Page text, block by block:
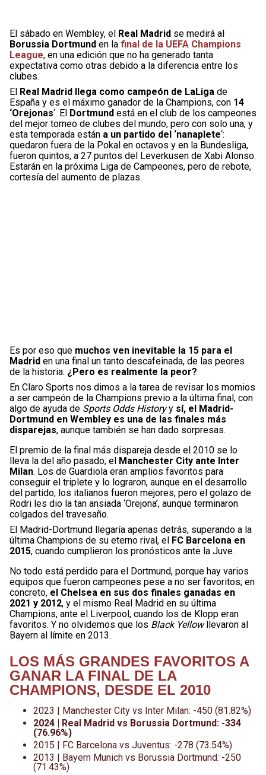
El sábado en Wembley, el Real Madrid se medirá al
Borussia Dortmund en la final de la UEFA Champions
League, en una edición que no ha generado tanta
expectativa como otras debido a la diferencia entre los
clubes.
El Real Madrid llega como campeón de LaLiga de
España y es el máximo ganador de la Champions, con 14
‘Orejonas‘. El Dortmund está en el club de los campeones
del mejor torneo de clubes del mundo, pero con solo una, y
esta temporada están a un partido del ‘nanaplete‘:
quedaron fuera de la Pokal en octavos y en la Bundesliga,
fueron quintos, a 27 puntos del Leverkusen de Xabi Alonso.
Estarán en la próxima Liga de Campeones, pero de rebote,
cortesía del aumento de plazas.
Es por eso que muchos ven inevitable la 15 para el
Madrid en una final un tanto descafeinada, de las peores
de la historia. ¿Pero es realmente la peor?
En Claro Sports nos dimos a la tarea de revisar los momios
a ser campeón de la Champions previo a la última final, con
algo de ayuda de Sports Odds Historyy sí, el Madrid-
Dortmund en Wembley es una de las finales más
disparejas, aunque también se han dado sorpresas.
El premio de la final más dispareja desde el 2010 se lo
lleva la del año pasado, el Manchester City ante Inter
Milan. Los de Guardiola eran amplios favoritos para
conseguir el triplete y lo lograron, aunque en el desarrollo
del partido, los italianos fueron mejores, pero el golazo de
Rodri les dio la tan ansiada ‘Orejona’, aunque terminaron
colgados del travesaño.
El Madrid-Dortmund llegaría apenas detrás, superando a la
última Champions de su eterno rival, el FC Barcelona en
2015, cuando cumplieron los pronósticos ante la Juve.
No todo está perdido para el Dortmund, porque hay varios
equipos que fueron campeones pese a no ser favoritos; en
concreto, el Chelsea en sus dos finales ganadas en
2021 y 2012, y el mismo Real Madrid en su última
Champions, ante el Liverpool, cuando los de Klopp eran
favoritos. Y no olvidemos que los Black Yellowllevaron al
Bayern al límite en 2013.
LOS MÁS GRANDES FAVORITOS A
GANAR LA FINAL DE LA
CHAMPIONS, DESDE EL 2010
2023 | Manchester City vs Inter Milan: -450 (81.82%)
2024 | Real Madrid vs Borussia Dortmund: -334
(76.96%)
2015 | FC Barcelona vs Juventus: -278 (73.54%)
2013 | Bayern Munich vs Borussia Dortmund: -250
(71.43%)